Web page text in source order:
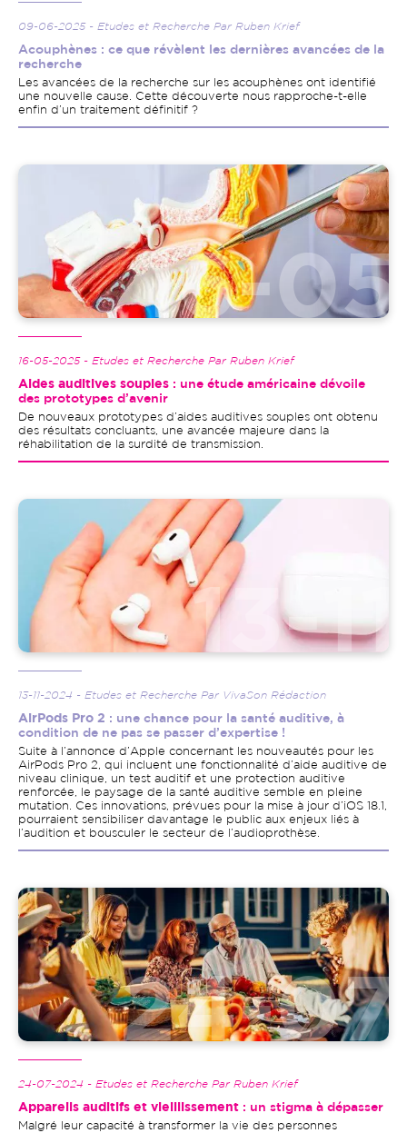
09-06-2025 - Etudes et Recherche Par Ruben Krief
Acouphènes : ce que révèlent les dernières avancées de la
recherche
Les avancées de la recherche sur les acouphènes ont identifié
une nouvelle cause. Cette découverte nous rapproche-t-elle
enfin d’un traitement définitif ?
Image
16-05-2025 - Etudes et Recherche Par Ruben Krief
Aides auditives souples : une étude américaine dévoile
des prototypes d’avenir
De nouveaux prototypes d’aides auditives souples ont obtenu
des résultats concluants, une avancée majeure dans la
réhabilitation de la surdité de transmission.
Image
13-11-2024 - Etudes et Recherche Par VivaSon Rédaction
AirPods Pro 2 : une chance pour la santé auditive, à
condition de ne pas se passer d’expertise !
Suite à l’annonce d’Apple concernant les nouveautés pour les
AirPods Pro 2, qui incluent une fonctionnalité d’aide auditive de
niveau clinique, un test auditif et une protection auditive
renforcée, le paysage de la santé auditive semble en pleine
mutation. Ces innovations, prévues pour la mise à jour d’iOS 18.1,
pourraient sensibiliser davantage le public aux enjeux liés à
l’audition et bousculer le secteur de l’audioprothèse.
Image
24-07-2024 - Etudes et Recherche Par Ruben Krief
Appareils auditifs et vieillissement : un stigma à dépasser
Malgré leur capacité à transformer la vie des personnes